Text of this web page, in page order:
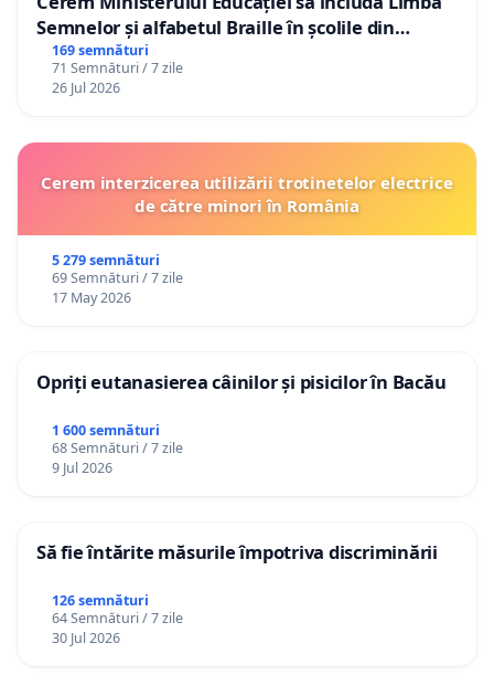
Semnelor și alfabetul Braille în școlile din
Republica Moldova!
169 semnături
71 Semnături / 7 zile
26 Jul 2026
Cerem interzicerea utilizării trotinetelor electrice
de către minori în România
5 279 semnături
69 Semnături / 7 zile
17 May 2026
Opriți eutanasierea câinilor și pisicilor în Bacău
1 600 semnături
68 Semnături / 7 zile
9 Jul 2026
Să fie întărite măsurile împotriva discriminării
126 semnături
64 Semnături / 7 zile
30 Jul 2026